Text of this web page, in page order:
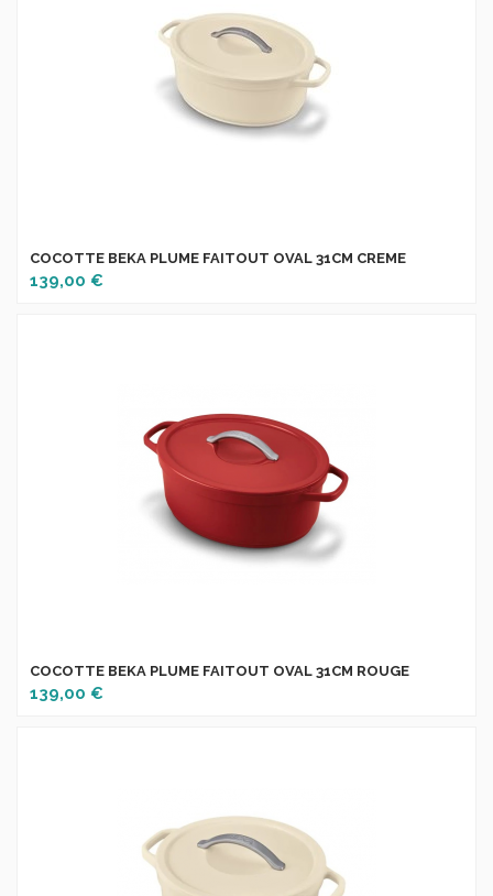
COCOTTE BEKA PLUME FAITOUT OVAL 31CM CREME
139,00 €
COCOTTE BEKA PLUME FAITOUT OVAL 31CM ROUGE
139,00 €